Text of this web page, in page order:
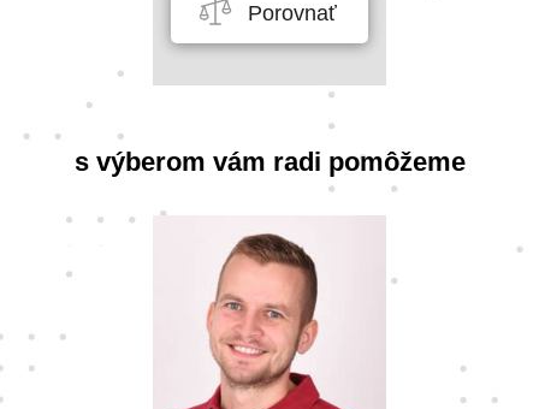
Porovnať
s výberom vám radi pomôžeme